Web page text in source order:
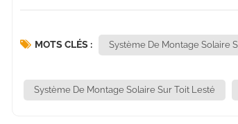
MOTS CLÉS : Système De Montage Solaire
Système De Montage Solaire Sur Toit Lesté